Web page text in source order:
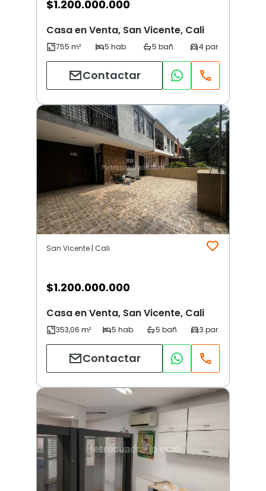
$1.200.000.000
Casa en Venta, San Vicente, Cali
Contactar
San Vicente | Cali
$1.200.000.000
Casa en Venta, San Vicente, Cali
Contactar